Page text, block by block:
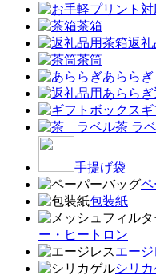
茶箱
返礼
茶筒
あららぎ
茶 ラ
手提げ袋
ペ
包装紙
ー・ヒートロン
エージ
シリ